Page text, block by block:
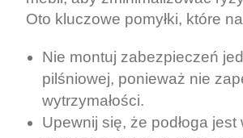
Oto kluczowe pomyłki, które
Nie montuj zabezpieczeń
pilśniowej, ponieważ nie
wytrzymałości.
Upewnij się, że podłoga